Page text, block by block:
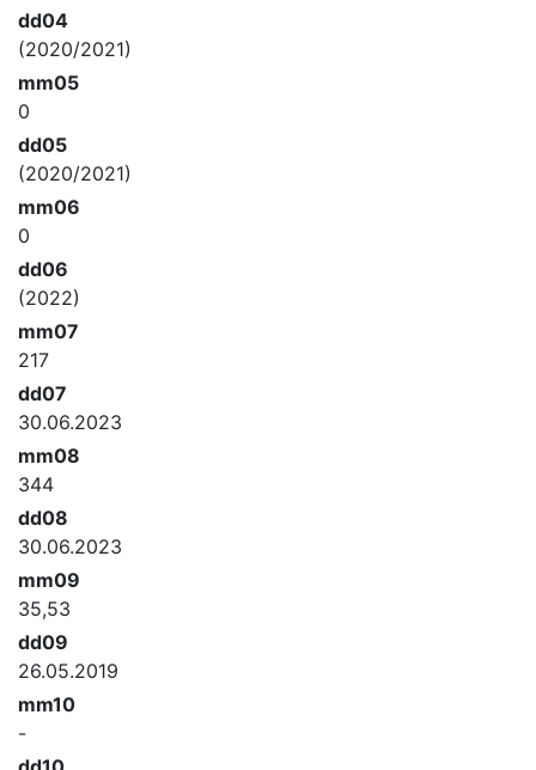
dd04
(2020/2021)
mm05
0
dd05
(2020/2021)
mm06
0
dd06
(2022)
mm07
217
dd07
30.06.2023
mm08
344
dd08
30.06.2023
mm09
35,53
dd09
26.05.2019
mm10
-